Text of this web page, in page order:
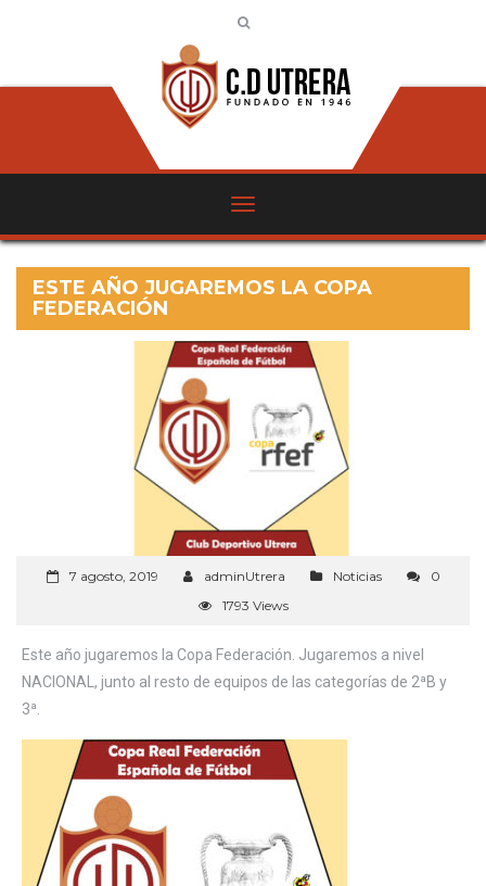
ESTE AÑO JUGAREMOS LA COPA
FEDERACIÓN
7 agosto, 2019 adminUtrera Noticias
0
1793 Views
Este año jugaremos la Copa Federación. Jugaremos a nivel
NACIONAL, junto al resto de equipos de las categorías de 2ªB y
3ª.